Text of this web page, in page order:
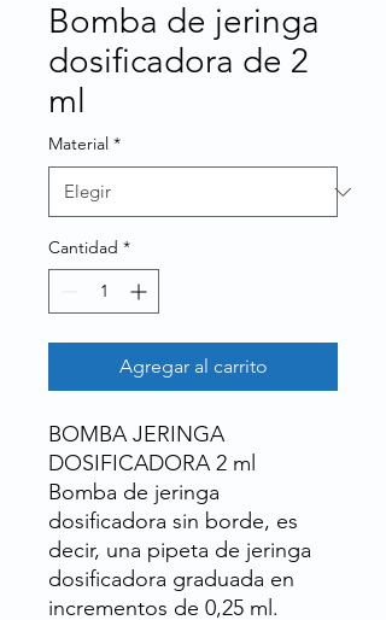
Bomba de jeringa
dosificadora de 2
ml
Material *
Cantidad *
Agregar al carrito
BOMBA JERINGA
DOSIFICADORA 2 ml
Bomba de jeringa
dosificadora sin borde, es
decir, una pipeta de jeringa
dosificadora graduada en
incrementos de 0,25 ml.